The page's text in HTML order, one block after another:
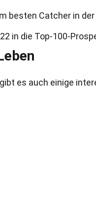
besten Catcher in
in die Top-100-
es auch einige